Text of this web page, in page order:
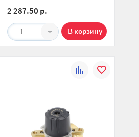
2 287.50 р.
1